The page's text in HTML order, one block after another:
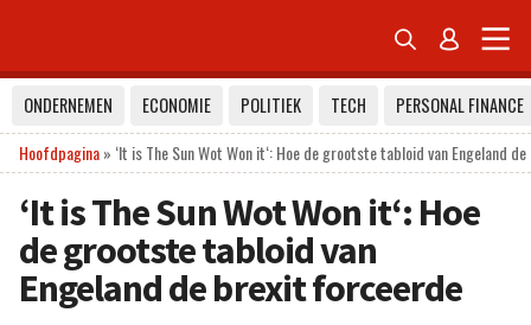
 
ONDERNEMEN ECONOMIE POLITIEK TECH
PERSONAL FINANCE
Hoofdpagina» ‘It is The Sun Wot Won it‘: Hoe de grootste tabloid van Engeland
‘It is The Sun Wot Won it‘: Hoe
de grootste tabloid van
Engeland de brexit forceerde